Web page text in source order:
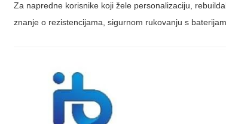
Za napredne korisnike koji žele personalizaciju,
znanje o rezistencijama, sigurnom rukovanju s